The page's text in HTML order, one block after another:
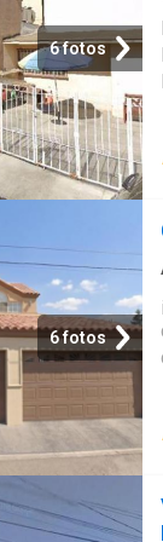
6 fotos
6 fotos